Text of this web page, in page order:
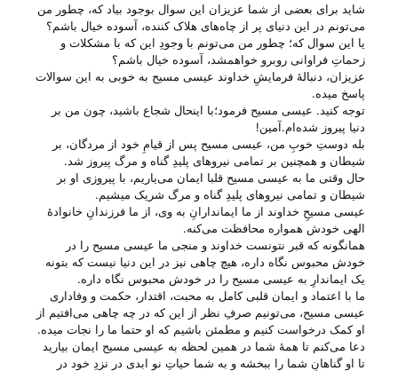
شاید برای بعضی از شما عزیزان این سوال بوجود بیاد که، چطور من
می‌‌تونم در این دنیای پر از چاه‌های هلاک کننده، آسوده خیال باشم؟
یا این سوال که؛ چطور من می‌‌تونم با وجودِ این که با مشکلات و
زحماتِ فراوانی روبرو خواهمشد، آسوده خیال باشم؟
عزیزان، دنبالهٔ فرمایشِ خداوند عیسی مسیح به خوبی به این سوالات
پاسخ میده.
توجه کنید. عیسی مسیح فرمود؛با اینحال شجاع باشید، چون من بر
دنیا پیروز شده‌ام.آمین!
بله دوستِ خوبِ من، عیسی مسیح پس از قیامِ خود از مردگان، بر
شیطان و همچنین بر تمامی نیرو‌های پلیدِ گناه و مرگ پیروز شد.
حال وقتی ما به عیسی مسیح قلبا ایمان می‌‌یاریم، با پیروزی او بر
شیطان و تمامی نیرو‌های پلیدِ گناه و مرگ شریک میشیم.
عیسی مسیحِ خداوند از ما ایماندارانِ به وی، از ما فرزندانِ خانوادهٔ
الهی خودش همواره محافظت می‌‌کنه.
همانگونه که قبر نتونست خداوند و منجی ما عیسی مسیح را در
خودش محبوس نگاه داره، هیچ چاهی نیز در این دنیا نیست که بتونه
یک ایماندارِ به عیسی مسیح را در خودش محبوس نگاه داره.
ما با اعتماد و ایمان قلبی کامل به محبت، اقتدار، حکمت و وفاداری
عیسی مسیح، می‌‌تونیم صرفِ نظر از این که در چه چاهی می‌‌افتیم از
او کمک درخواست کنیم و مطمئن باشیم که او حتما ما را نجات میده.
دعا می‌‌کنم تا همهٔ شما در همین لحظه به عیسی مسیح ایمان بیارید
تا او گناهانِ شما را ببخشه و به شما حیاتِ نو ابدی در نزدِ خود در